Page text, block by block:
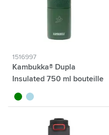
1516997
Kambukka® Dupla
Insulated 750 ml bouteille
vert bleu clair